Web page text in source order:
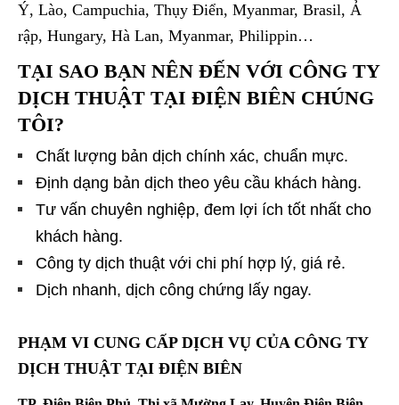
Ý, Lào, Campuchia, Thụy Điển, Myanmar, Brasil, Ả
rập, Hungary, Hà Lan, Myanmar, Philippin…
TẠI SAO BẠN NÊN ĐẾN VỚI CÔNG TY
DỊCH THUẬT TẠI ĐIỆN BIÊN CHÚNG
TÔI?
Chất lượng bản dịch chính xác, chuẩn mực.
Định dạng bản dịch theo yêu cầu khách hàng.
Tư vấn chuyên nghiệp, đem lợi ích tốt nhất cho
khách hàng.
Công ty dịch thuật với chi phí hợp lý, giá rẻ.
Dịch nhanh, dịch công chứng lấy ngay.
PHẠM VI CUNG CẤP DỊCH VỤ CỦA CÔNG TY
DỊCH THUẬT TẠI ĐIỆN BIÊN